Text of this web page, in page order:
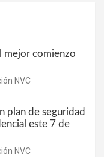
mejor comienzo
NVC
plan de seguridad
este 7 de
NVC